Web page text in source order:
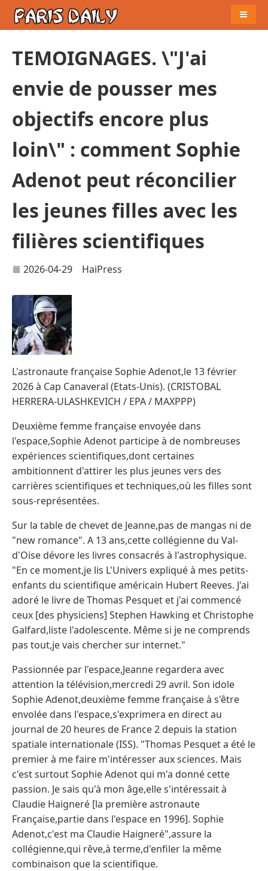
TEMOIGNAGES. \"J'ai
envie de pousser mes
objectifs encore plus
loin\" : comment Sophie
Adenot peut réconcilier
les jeunes filles avec les
filières scientifiques
2026-04-29 HaiPress
L'astronaute française Sophie Adenot,le 13 février
2026 à Cap Canaveral (Etats-Unis). (CRISTOBAL
HERRERA-ULASHKEVICH / EPA / MAXPPP)
Deuxième femme française envoyée dans
l'espace,Sophie Adenot participe à de nombreuses
expériences scientifiques,dont certaines
ambitionnent d'attirer les plus jeunes vers des
carrières scientifiques et techniques,où les filles sont
sous-représentées.
Sur la table de chevet de Jeanne,pas de mangas ni de
"new romance". A 13 ans,cette collégienne du Val-
d'Oise dévore les livres consacrés à l'astrophysique.
"En ce moment,je lis L'Univers expliqué à mes petits-
enfants du scientifique américain Hubert Reeves. J'ai
adoré le livre de Thomas Pesquet et j'ai commencé
ceux [des physiciens] Stephen Hawking et Christophe
Galfard,liste l'adolescente. Même si je ne comprends
pas tout,je vais chercher sur internet."
Passionnée par l'espace,Jeanne regardera avec
attention la télévision,mercredi 29 avril. Son idole
Sophie Adenot,deuxième femme française à s'être
envolée dans l'espace,s'exprimera en direct au
journal de 20 heures de France 2 depuis la station
spatiale internationale (ISS). "Thomas Pesquet a été le
premier à me faire m'intéresser aux sciences. Mais
c'est surtout Sophie Adenot qui m'a donné cette
passion. Je sais qu'à mon âge,elle s'intéressait à
Claudie Haigneré [la première astronaute
Française,partie dans l'espace en 1996]. Sophie
Adenot,c'est ma Claudie Haigneré",assure la
collégienne,qui rêve,à terme,d'enfiler la même
combinaison que la scientifique.